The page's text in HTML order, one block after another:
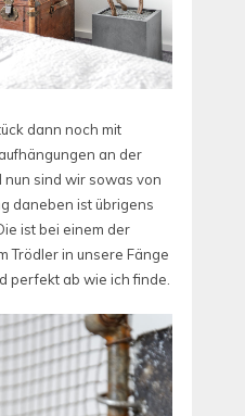
dann noch mit
an der
sind wir sowas von
daneben ist übrigens
ist bei einem der
Trödler in unsere Fänge
perfekt ab wie ich finde.